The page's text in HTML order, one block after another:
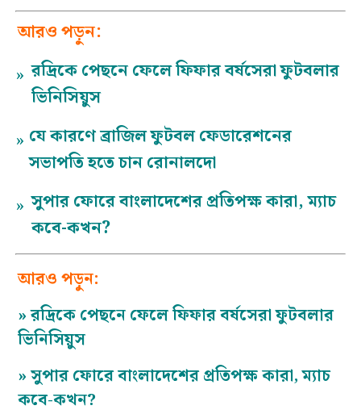
আরও পড়ুন:
» রদ্রিকে পেছনে ফেলে ফিফার বর্ষসেরা ফুটবলার
ভিনিসিয়ুস
» যে কারণে ব্রাজিল ফুটবল ফেডারেশনের
সভাপতি হতে চান রোনালদো
» সুপার ফোরে বাংলাদেশের প্রতিপক্ষ কারা, ম্যাচ
কবে-কখন?
আরও পড়ুন:
»রদ্রিকে পেছনে ফেলে ফিফার বর্ষসেরা ফুটবলার
ভিনিসিয়ুস
»সুপার ফোরে বাংলাদেশের প্রতিপক্ষ কারা, ম্যাচ
কবে-কখন?